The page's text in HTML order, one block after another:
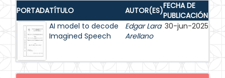
PORTADATÍTULO AUTOR(ES)FECHA DE
PUBLICACIÓN
AI model to decode
Imagined Speech
Edgar Lara
Arellano
30-jun-2025